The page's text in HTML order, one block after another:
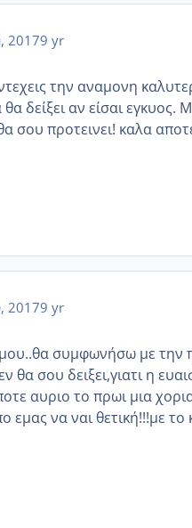
20179 yr
την αναμονη
δείξει αν είσαι εγκυος.
σου προτεινει! καλα
20179 yr
συμφωνήσω με την
θα σου δειξει,γιατι η
αυριο το πρωι μια
εμας να ναι θετική!!!με